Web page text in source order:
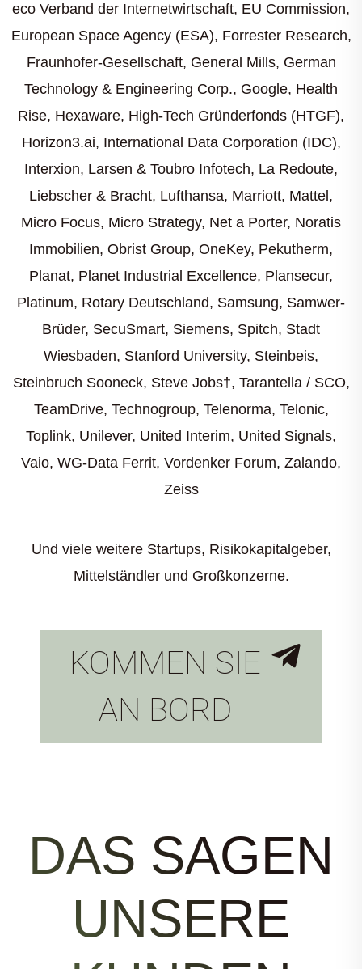
eco Verband der Internetwirtschaft, EU Commission,
European Space Agency (ESA), Forrester Research,
Fraunhofer-Gesellschaft, General Mills, German
Technology & Engineering Corp., Google, Health
Rise, Hexaware, High-Tech Gründerfonds (HTGF),
Horizon3.ai, International Data Corporation (IDC),
Interxion, Larsen & Toubro Infotech, La Redoute,
Liebscher & Bracht, Lufthansa, Marriott, Mattel,
Micro Focus, Micro Strategy, Net a Porter, Noratis
Immobilien, Obrist Group, OneKey, Pekutherm,
Planat, Planet Industrial Excellence, Plansecur,
Platinum, Rotary Deutschland, Samsung, Samwer-
Brüder, SecuSmart, Siemens, Spitch, Stadt
Wiesbaden, Stanford University, Steinbeis,
Steinbruch Sooneck, Steve Jobs†, Tarantella / SCO,
TeamDrive, Technogroup, Telenorma, Telonic,
Toplink, Unilever, United Interim, United Signals,
Vaio, WG-Data Ferrit, Vordenker Forum, Zalando,
Zeiss
Und viele weitere Startups, Risikokapitalgeber,
Mittelständler und Großkonzerne.
KOMMEN SIE
AN BORD
DAS SAGEN
UNSERE